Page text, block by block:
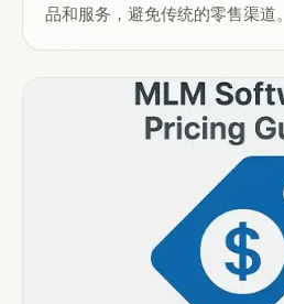
品和服务，避免传统的零售渠道。